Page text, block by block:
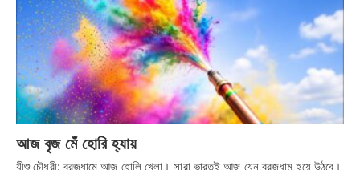
আজ বৃজ মেঁ হোরি হ্যায়
যীশু চৌধুরী: ব্রজধামে আজ হোলি খেলা। সারা ভারতই আজ যেন ব্রজধাম হয়ে উঠবে।